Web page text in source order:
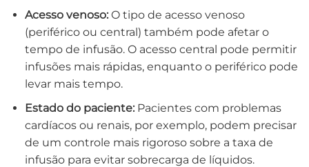
Acesso venoso:O tipo de acesso venoso
(periférico ou central) também pode afetar o
tempo de infusão. O acesso central pode permitir
infusões mais rápidas, enquanto o periférico pode
levar mais tempo.
Estado do paciente:Pacientes com problemas
cardíacos ou renais, por exemplo, podem precisar
de um controle mais rigoroso sobre a taxa de
infusão para evitar sobrecarga de líquidos.